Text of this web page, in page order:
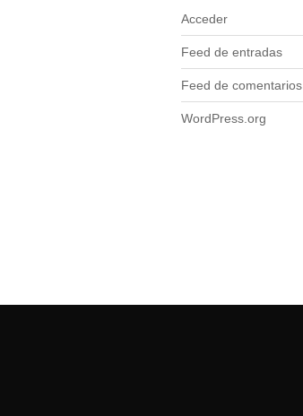
Acceder
Feed de entradas
Feed de comentarios
WordPress.org